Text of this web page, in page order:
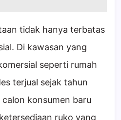
tidak hanya terbatas
Di kawasan yang
seperti rumah
terjual sejak tahun
konsumen baru
ruko yang